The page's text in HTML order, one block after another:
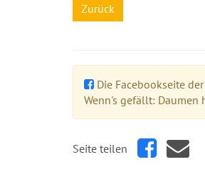
Zurück
Die Facebookseite
Wenn's gefällt: Daumen
Seite teilen